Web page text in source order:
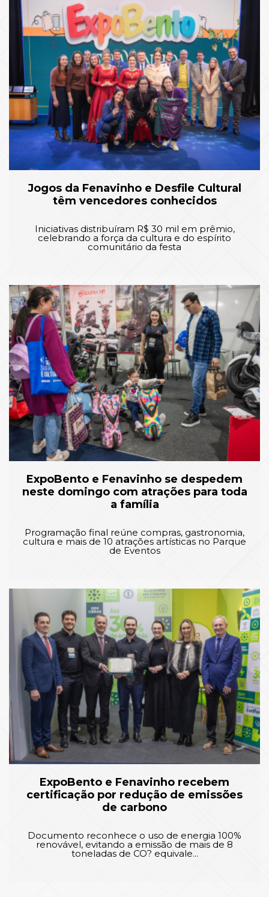
Jogos da Fenavinho e Desfile Cultural
têm vencedores conhecidos
Iniciativas distribuíram R$ 30 mil em prêmio,
celebrando a força da cultura e do espírito
comunitário da festa
ExpoBento e Fenavinho se despedem
neste domingo com atrações para toda
a família
Programação final reúne compras, gastronomia,
cultura e mais de 10 atrações artísticas no Parque
de Eventos
ExpoBento e Fenavinho recebem
certificação por redução de emissões
de carbono
Documento reconhece o uso de energia 100%
renovável, evitando a emissão de mais de 8
toneladas de CO? equivale...